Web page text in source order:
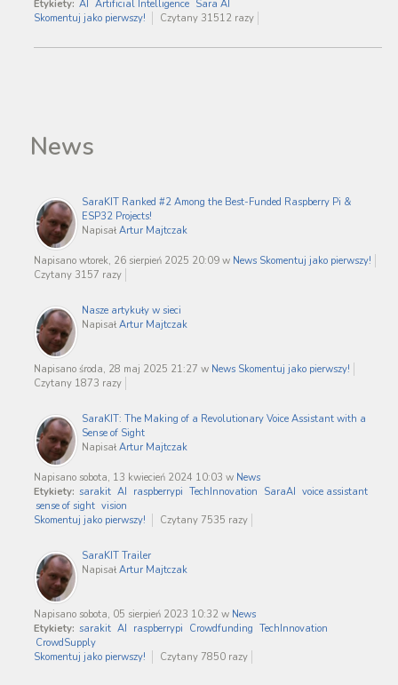
Etykiety: AI Artificial Intelligence Sara AI
Skomentuj jako pierwszy!
Czytany 31512 razy
News
SaraKIT Ranked #2 Among the Best-Funded Raspberry Pi &
ESP32 Projects!
Napisał Artur Majtczak
Napisano wtorek, 26 sierpień 2025 20:09 w News Skomentuj jako pierwszy!
Czytany 3157 razy
Nasze artykuły w sieci
Napisał Artur Majtczak
Napisano środa, 28 maj 2025 21:27 w News Skomentuj jako pierwszy!
Czytany 1873 razy
SaraKIT: The Making of a Revolutionary Voice Assistant with a
Sense of Sight
Napisał Artur Majtczak
Napisano sobota, 13 kwiecień 2024 10:03 w News
Etykiety: sarakit AI raspberrypi TechInnovation SaraAI voice assistant
sense of sight vision
Skomentuj jako pierwszy!
Czytany 7535 razy
SaraKIT Trailer
Napisał Artur Majtczak
Napisano sobota, 05 sierpień 2023 10:32 w News
Etykiety: sarakit AI raspberrypi Crowdfunding TechInnovation
CrowdSupply
Skomentuj jako pierwszy!
Czytany 7850 razy